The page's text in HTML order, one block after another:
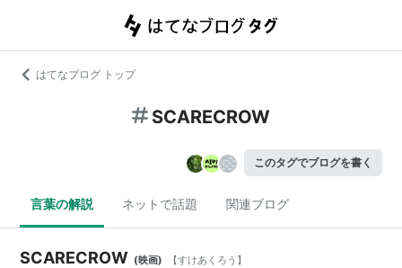
はてなブログ トップ
SCARECROW
このタグでブログを書く
言葉の解説 ネットで話題 関連ブログ
SCARECROW (映画) 【すけあくろう 】